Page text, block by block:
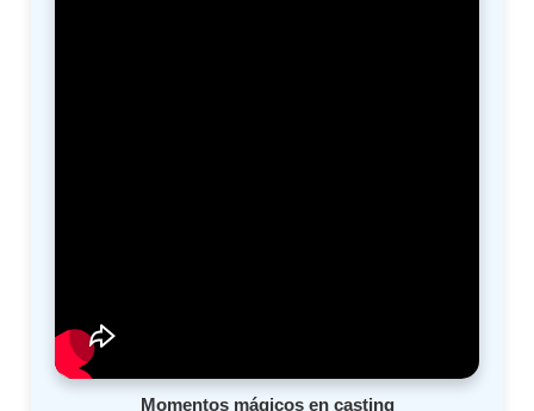
Momentos mágicos en casting